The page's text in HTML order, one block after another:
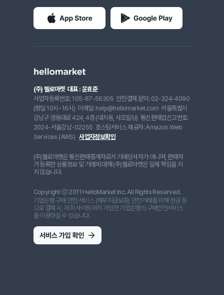
(주) 헬로마켓 대표 : 윤효준
사업자등록번호: 105-87-56305 안전결제 문의: 02-324-4090
(평일 10시~16시) 이메일: help@hellomarket.com 서울특별시
강남구 영동대로 424, 4층 (대치동, 사조빌딩) 통신판매업신고번호:
2024-서울강남-02255 호스팅서비스 제공자: Amazon Web
Services (AWS) 사업자정보확인
(주)헬로마켓은 통신판매중개자로서 거래당사자가 아니며, 판매자
가 등록한 상품정보 및 거래에 대해 (주)헬로마켓은 일체 책임을 지
지 않습니다.
Copyright ⓒ 2011 HelloMarket Inc. All Rights Reserved.
기업은행 구매 안전 서비스 (채무지급보증) 안전거래를 위해 현금 등
으로 결제 시, 저희 사이트에서 가입한 기업은행의 구매안전서비스
를 이용하실 수 있습니다.